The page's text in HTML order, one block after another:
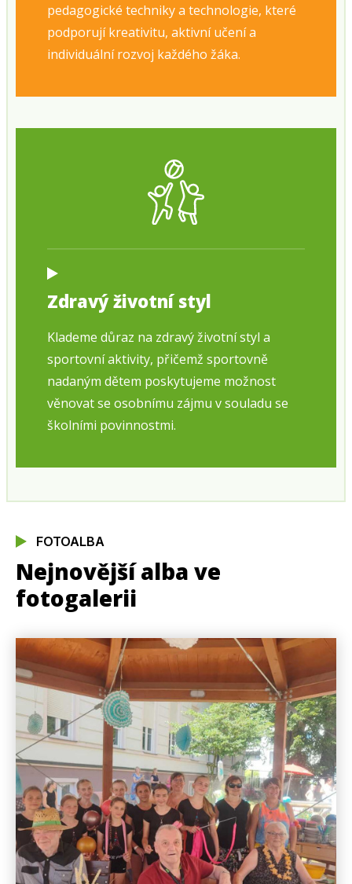
pedagogické techniky a technologie, které
podporují kreativitu, aktivní učení a
individuální rozvoj každého žáka.
Zdravý životní styl
Klademe důraz na zdravý životní styl a
sportovní aktivity, přičemž sportovně
nadaným dětem poskytujeme možnost
věnovat se osobnímu zájmu v souladu se
školními povinnostmi.
FOTOALBA
Nejnovější alba ve
fotogalerii